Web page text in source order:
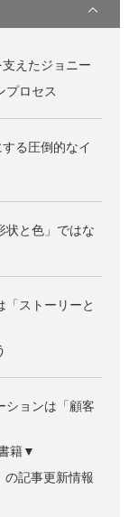
えたジョニー
プロセス
る圧倒的なイ
状と色」ではな
「ストーリーと
ションは「顧客
籍▼
記事更新情報